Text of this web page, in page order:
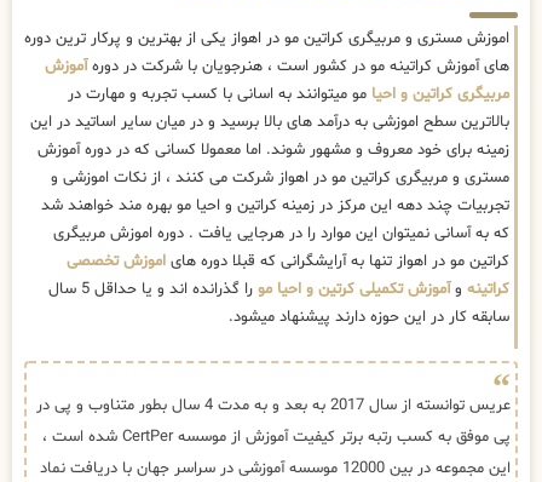
اموزش مستری و مربیگری کراتین مو در اهواز یکی از بهترین و پرکار ترین دوره
های آموزش کراتینه مو در کشور است ، هنرجویان با شرکت در دورهآموزش
مربیگری کراتین و احیا مو میتوانند به اسانی با کسب تجربه و مهارت در
بالاترین سطح اموزشی به درآمد های بالا برسید و در میان سایر اساتید در این
زمینه برای خود معروف و مشهور شوند. اما معمولا کسانی که در دوره آموزش
مستری و مربیگری کراتین مو در اهواز شرکت می کنند ، از نکات اموزشی و
تجربیات چند دهه این مرکز در زمینه کراتین و احیا مو بهره مند خواهند شد
که به آسانی نمیتوان این موارد را در هرجایی یافت . دوره اموزش مربیگری
کراتین مو در اهواز تنها به آرایشگرانی که قبلا دوره های اموزش تخصصی
کراتینه وآموزش تکمیلی کرتین و احیا مو
را گذرانده اند و یا حداقل 5 سال
سابقه کار در این حوزه دارند پیشنهاد میشود.
عریس توانسته از سال 2017 به بعد و به مدت 4 سال بطور متناوب و پی در
پی موفق به کسب رتبه برتر کیفیت آموزش از موسسه CertPer شده است ،
این مجموعه در بین 12000 موسسه آموزشی در سراسر جهان با دریافت نماد